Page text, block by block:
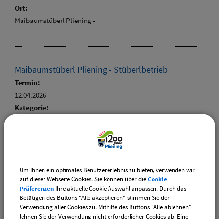
Ort:
Maibaumstüberl Pliening -
Maibaumstüberl Pliening - Stüberlbetrieb
Termin:
12.04.2026
Kategorie:
Maibaumstüberl Pliening - Kesselfleischessen
Termin:
Um Ihnen ein optimales Benutzererlebnis zu bieten, verwenden wir
auf dieser Webseite Cookies. Sie können über dieCookie
Präferenzen Ihre aktuelle Cookie Auswahl anpassen. Durch das
Betätigen des Buttons "Alle akzeptieren" stimmen Sie der
Verwendung aller Cookies zu. Mithilfe des Buttons "Alle ablehnen"
lehnen Sie der Verwendung nicht erforderlicher Cookies ab. Eine